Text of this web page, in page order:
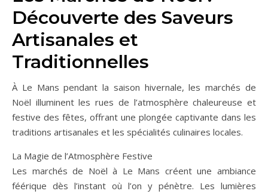
Découverte des Saveurs
Artisanales et
Traditionnelles
À Le Mans pendant la saison hivernale, les marchés de
Noël illuminent les rues de l’atmosphère chaleureuse et
festive des fêtes, offrant une plongée captivante dans les
traditions artisanales et les spécialités culinaires locales.
La Magie de l’Atmosphère Festive
Les marchés de Noël à Le Mans créent une ambiance
féérique dès l’instant où l’on y pénètre. Les lumières